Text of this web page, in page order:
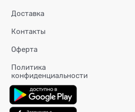
Доставка
Контакты
Оферта
Политика
конфиденциальности